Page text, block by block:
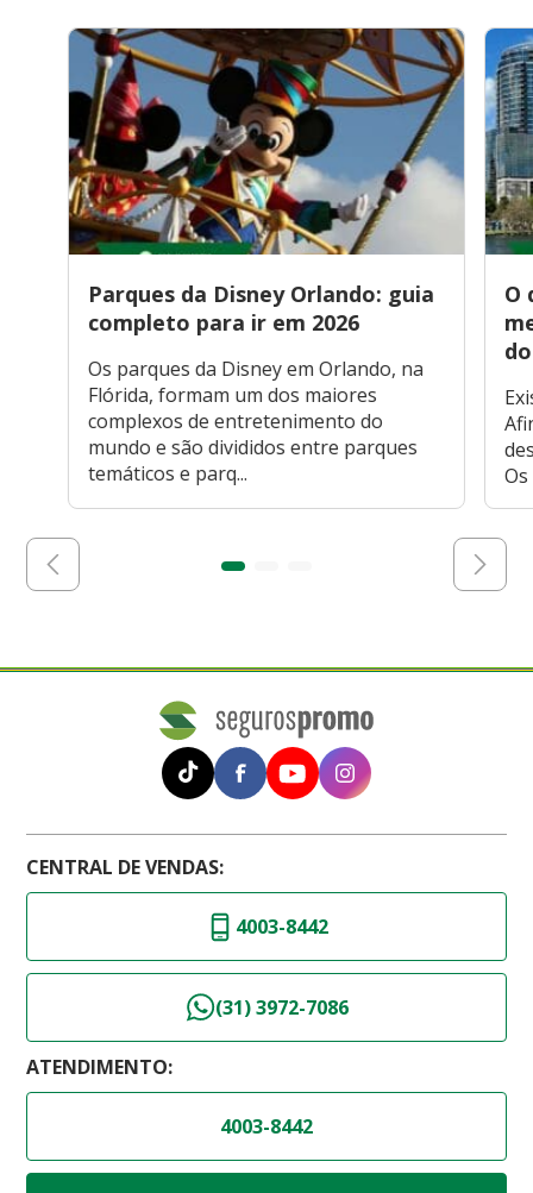
Parques da Disney Orlando: guia
completo para ir em 2026
Os parques da Disney em Orlando, na
Flórida, formam um dos maiores
complexos de entretenimento do
mundo e são divididos entre parques
temáticos e parq...
O
CENTRAL DE VENDAS:
4003-8442
(31) 3972-7086
ATENDIMENTO:
4003-8442